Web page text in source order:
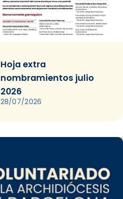
Hoja extra
nombramientos julio
2026
28/07/2026